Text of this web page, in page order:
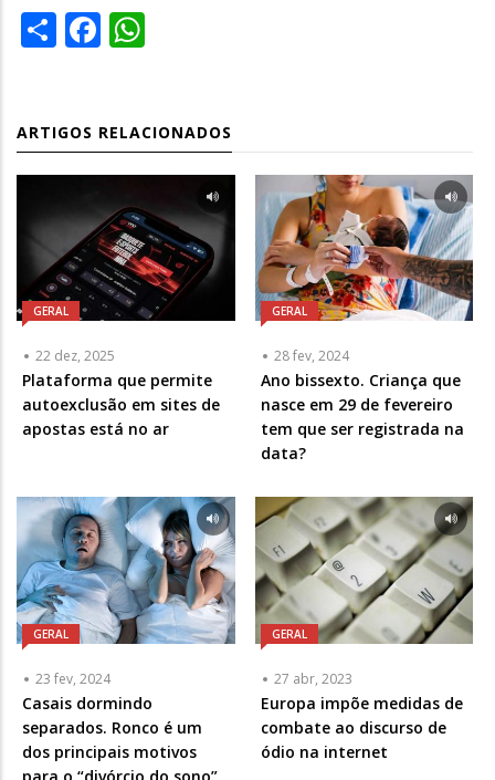
ShareFacebook
ARTIGOS RELACIONADOS
GERAL
22 dez, 2025
Plataforma que permite
autoexclusão em sites de
apostas está no ar
GERAL
28 fev, 2024
Ano bissexto. Criança que
nasce em 29 de fevereiro
tem que ser registrada na
data?
GERAL
23 fev, 2024
Casais dormindo
separados. Ronco é um
dos principais motivos
GERAL
27 abr, 2023
Europa impõe medidas de
combate ao discurso de
ódio na internet